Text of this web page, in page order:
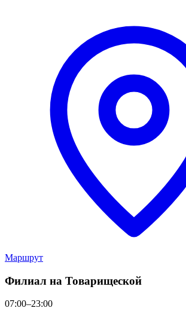
Маршрут
Филиал на Товарищеской
07:00–23:00